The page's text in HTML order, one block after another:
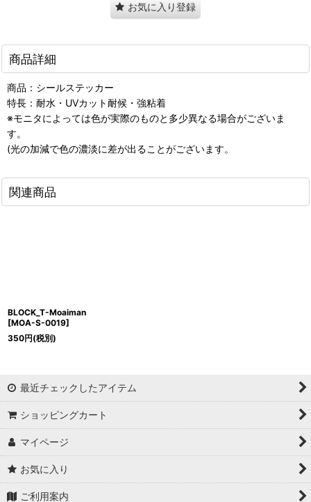
お気に入り登録
商品詳細
商品：シールステッカー
特長：耐水・UVカット耐候・強粘着
※モニタによっては色が実際のものと多少異なる場合がございま
す。
(光の加減で色の濃淡に差が出ることがございます。
関連商品
BLOCK_T-Moaiman
[MOA-S-0019]
350円(税別)
最近チェックしたアイテム
ショッピングカート
マイページ
お気に入り
ご利用案内